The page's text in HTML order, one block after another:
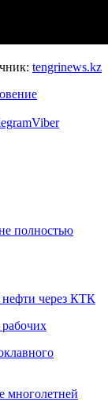
tengrinews.kz
Viber
полностью
нефти через КТК
многолетней